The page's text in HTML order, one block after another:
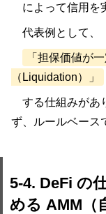
によって信用を
代表例として、
「担保価値が
（Liquidation）」
する仕組みがあ
ず、ルールベース
5-4. DeFi の
める AMM（